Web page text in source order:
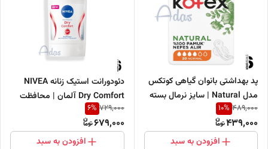
پد بهداشتی بانوان گیاهی کوتکس
مدل Natural | سایز نرمال بسته
20 عددی
489,000
10%
439,000
افزودن به سبد
دئودورانت استیک زنانه NIVEA
Dry Comfort آلمان | محافظت
۴۸ ساعته
729,000
6%
679,000
افزودن به سبد